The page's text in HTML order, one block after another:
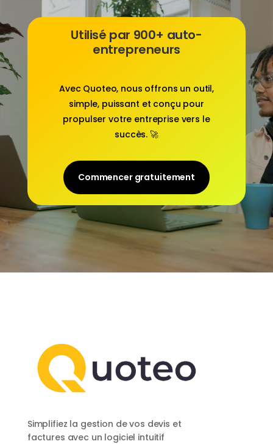
Utilisé par 900+ auto-
entrepreneurs
Avec Quoteo, nous offrons un outil,
simple, puissant et conçu pour
propulser votre entreprise vers le
succès. 🚀
Commencer gratuitement
Simplifiez la gestion de vos devis et
factures avec un logiciel intuitif